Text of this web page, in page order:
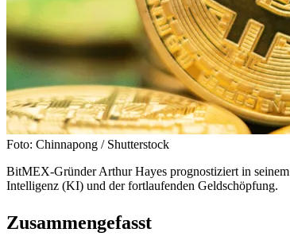
Foto: Chinnapong / Shutterstock
BitMEX-Gründer Arthur Hayes prognostiziert in seinem
Intelligenz (KI) und der fortlaufenden Geldschöpfung.
Zusammengefasst